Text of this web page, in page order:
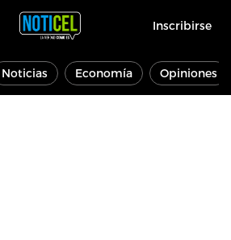
Inscribirse
Noticias Economía Opiniones